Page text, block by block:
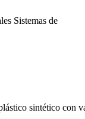
Sistemas de
sintético con